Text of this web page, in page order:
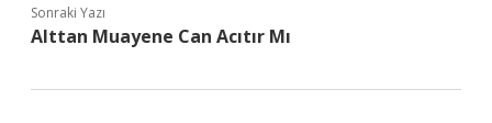
Sonraki Yazı
Alttan Muayene Can Acıtır Mı